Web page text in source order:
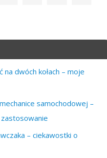
dwóch kołach – moje
samochodowej –
– ciekawostki o